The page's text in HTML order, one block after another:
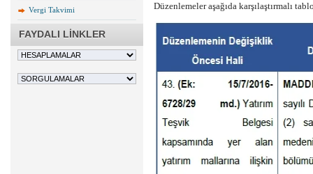
Vergi Takvimi
FAYDALI LİNKLER
Düzenlemeler aşağıda karşılaştırmalı